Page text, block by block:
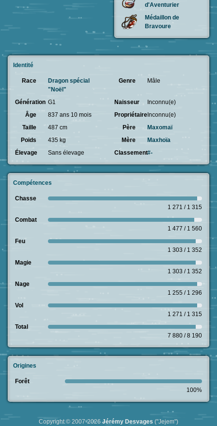
Identité
Race
Dragon spécial
"Noël"
Genre Mâle
Génération G1 Naisseur
Inconnu(e)
Âge
837 ans 10 mois PropriétaireInconnu(e)
Taille
487 cm Père
Maxomaï
Poids
435 kg Mère
Maxhoïa
Élevage
Sans élevage Classement#-
Compétences
Chasse
1 271 / 1 315
Combat
1 477 / 1 560
Feu
1 303 / 1 352
Magie
1 303 / 1 352
Nage
1 255 / 1 296
Vol
1 271 / 1 315
Total
7 880 / 8 190
Origines
Forêt
100%
d'Aventurier
Médaillon de
Bravoure
Copyright © 2007-2026 Jérémy Desvages ("Jejem")